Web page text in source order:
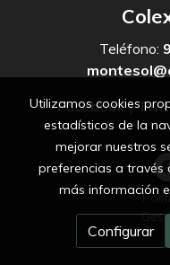
Teléfono:
Facebook|
Utilizamos cookies
estadísticos de la
mejorar nuestros
preferencias a través
más información
Configurar